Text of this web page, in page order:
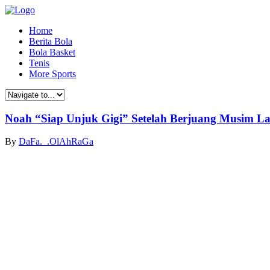
Home
Berita Bola
Bola Basket
Tenis
More Sports
Noah “Siap Unjuk Gigi” Setelah Berjuang Musim
By DaFa._.OlAhRaGa